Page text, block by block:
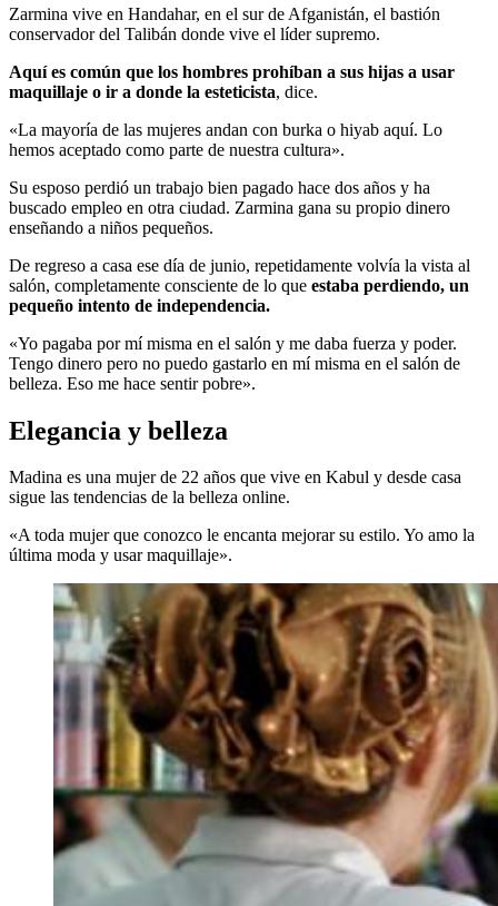
Zarmina vive en Handahar, en el sur de Afganistán, el bastión
conservador del Talibán donde vive el líder supremo.
Aquí es común que los hombres prohíban a sus hijas a usar
maquillaje o ir a donde la esteticista, dice.
«La mayoría de las mujeres andan con burka o hiyab aquí. Lo
hemos aceptado como parte de nuestra cultura».
Su esposo perdió un trabajo bien pagado hace dos años y ha
buscado empleo en otra ciudad. Zarmina gana su propio dinero
enseñando a niños pequeños.
De regreso a casa ese día de junio, repetidamente volvía la vista al
salón, completamente consciente de lo que estaba perdiendo, un
pequeño intento de independencia.
«Yo pagaba por mí misma en el salón y me daba fuerza y poder.
Tengo dinero pero no puedo gastarlo en mí misma en el salón de
belleza. Eso me hace sentir pobre».
Elegancia y belleza
Madina es una mujer de 22 años que vive en Kabul y desde casa
sigue las tendencias de la belleza online.
«A toda mujer que conozco le encanta mejorar su estilo. Yo amo la
última moda y usar maquillaje».